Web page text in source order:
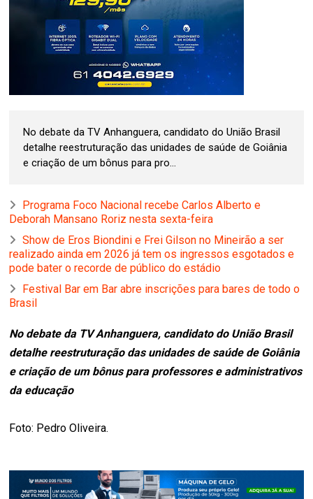
No debate da TV Anhanguera, candidato do União Brasil
detalhe reestruturação das unidades de saúde de Goiânia
e criação de um bônus para pro...
Programa Foco Nacional recebe Carlos Alberto e
Deborah Mansano Roriz nesta sexta-feira
Show de Eros Biondini e Frei Gilson no Mineirão a ser
realizado ainda em 2026 já tem os ingressos esgotados e
pode bater o recorde de público do estádio
Festival Bar em Bar abre inscrições para bares de todo o
Brasil
No debate da TV Anhanguera, candidato do União Brasil
detalhe reestruturação das unidades de saúde de Goiânia
e criação de um bônus para professores e administrativos
da educação
Foto: Pedro Oliveira.